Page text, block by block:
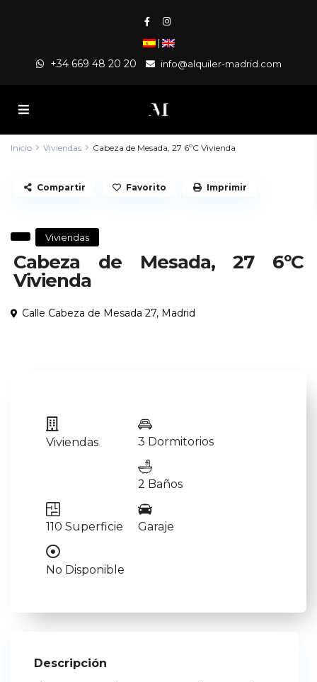
|
+34 669 48 20 20 info@alquiler-madrid.com
Inicio Viviendas Cabeza de Mesada, 27 6ºC Vivienda
Viviendas
Cabeza de Mesada, 27 6ºC
Vivienda
Calle Cabeza de Mesada 27, Madrid
Compartir Favorito Imprimir
Viviendas 3 Dormitorios
2 Baños
110 Superficie Garaje
No Disponible
Descripción